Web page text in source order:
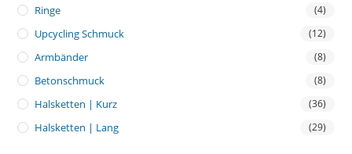
Ringe (4)
Upcycling Schmuck (12)
Armbänder (8)
Betonschmuck (8)
Halsketten | Kurz (36)
Halsketten | Lang (29)